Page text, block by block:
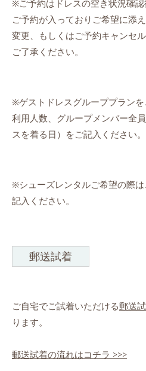
※ご予約はドレスの空き状況確
ご予約が入っておりご希望に添
変更、もしくはご予約キャンセ
ご了承ください。
※ゲストドレスグループプラン
利用人数、グループメンバー全
スを着る日）をご記入ください。
※シューズレンタルご希望の際
記入ください。
郵送試着
ご自宅でご試着いただける郵送
ります。
郵送試着の流れはコチラ >>>